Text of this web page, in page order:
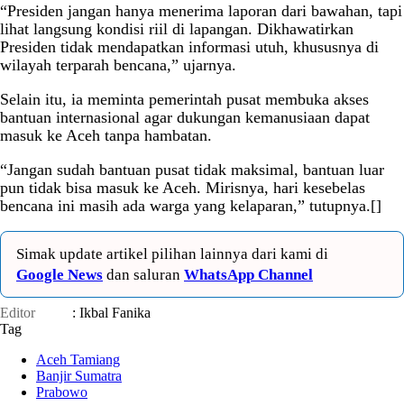
“Presiden jangan hanya menerima laporan dari bawahan, tapi
lihat langsung kondisi riil di lapangan. Dikhawatirkan
Presiden tidak mendapatkan informasi utuh, khususnya di
wilayah terparah bencana,” ujarnya.
Selain itu, ia meminta pemerintah pusat membuka akses
bantuan internasional agar dukungan kemanusiaan dapat
masuk ke Aceh tanpa hambatan.
“Jangan sudah bantuan pusat tidak maksimal, bantuan luar
pun tidak bisa masuk ke Aceh. Mirisnya, hari kesebelas
bencana ini masih ada warga yang kelaparan,” tutupnya.[]
Simak update artikel pilihan lainnya dari kami di
Google News dan saluran WhatsApp Channel
Editor
: Ikbal Fanika
Tag
Aceh Tamiang
Banjir Sumatra
Prabowo